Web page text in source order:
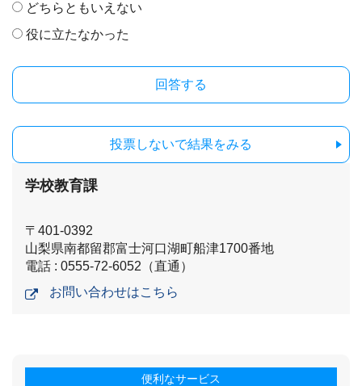
どちらともいえない
役に立たなかった
投票しないで結果をみる
学校教育課
〒401-0392
山梨県南都留郡富士河口湖町船津1700番地
電話 : 0555-72-6052（直通）
お問い合わせはこちら
便利なサービス